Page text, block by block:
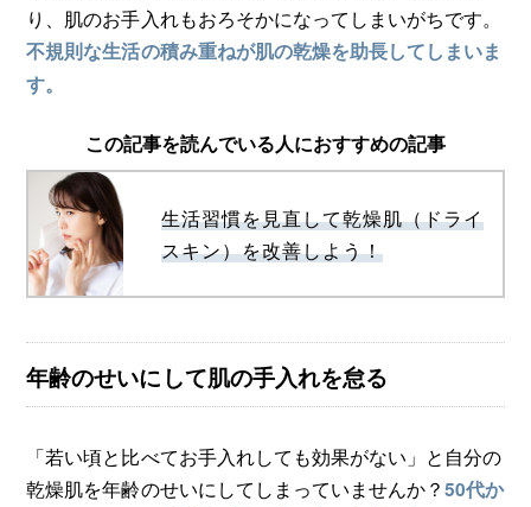
り、肌のお手入れもおろそかになってしまいがちです。
不規則な生活の積み重ねが肌の乾燥を助長してしまいま
す。
この記事を読んでいる人におすすめの記事
生活習慣を見直して乾燥肌（ドライ
スキン）を改善しよう！
年齢のせいにして肌の手入れを怠る
「若い頃と比べてお手入れしても効果がない」と自分の
乾燥肌を年齢のせいにしてしまっていませんか？50代か